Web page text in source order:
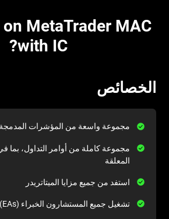
MetaTrader MAC
with IC?
الخصائص
مجموعة كاملة من أوامر التداول، بما
المعلقة